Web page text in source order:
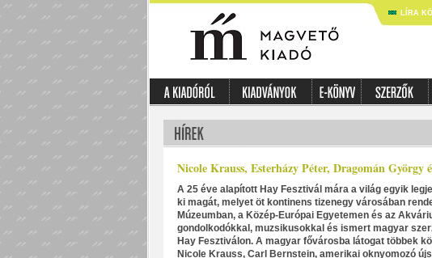
LÍRA
Nicole Krauss, Esterházy Péter, Dragomán György
A 25 éve alapított Hay Fesztivál mára a világ egyik
ki magát, melyet öt kontinens tizenegy városában
Múzeumban, a Közép-Európai Egyetemen és az
gondolkodókkal, muzsikusokkal és ismert magyar
Hay Fesztiválon. A magyar fővárosba látogat többek
Nicole Krauss, Carl Bernstein, amerikai oknyomozó